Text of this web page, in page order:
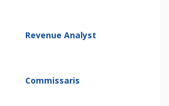
Revenue Analyst
Commissaris